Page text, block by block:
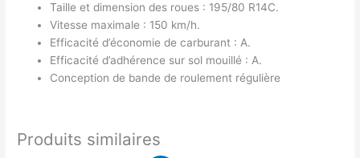
Taille et dimension des roues : 195/80 R14C.
Vitesse maximale : 150 km/h.
Efficacité d’économie de carburant : A.
Efficacité d’adhérence sur sol mouillé : A.
Conception de bande de roulement régulière
Produits similaires